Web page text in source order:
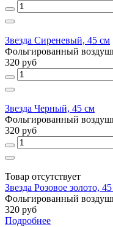
Звезда Сиреневый, 45 см
Фольгированный
320 руб
Звезда Черный, 45 см
Фольгированный
320 руб
Товар отсутствует
Звезда Розовое золото,
Фольгированный
320 руб
Подробнее